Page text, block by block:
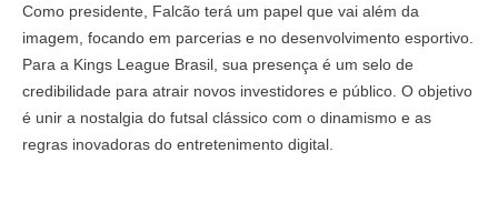
Como presidente, Falcão terá um papel que vai além da
imagem, focando em parcerias e no desenvolvimento esportivo.
Para a Kings League Brasil, sua presença é um selo de
credibilidade para atrair novos investidores e público. O objetivo
é unir a nostalgia do futsal clássico com o dinamismo e as
regras inovadoras do entretenimento digital.